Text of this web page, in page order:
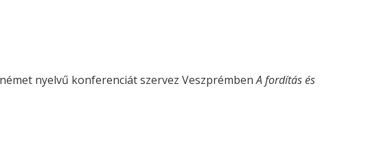
nyelvű konferenciát szervez VeszprémbenA fordítás és